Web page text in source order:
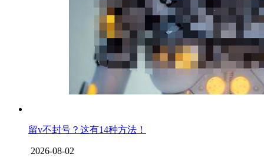
留v不封号？这有14种方法！
2026-08-02